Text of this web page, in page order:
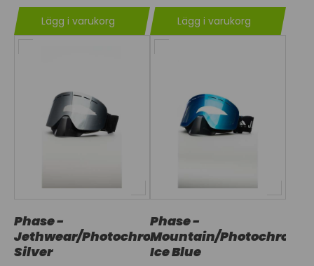
Lägg i varukorg Lägg i varukorg
Phase -
Jethwear/Photochromic
Silver
Phase -
Mountain/Photochromic
Ice Blue